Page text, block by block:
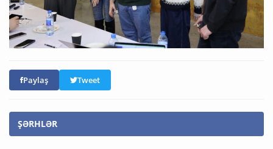
Paylaş Tweet
ŞƏRHLƏR